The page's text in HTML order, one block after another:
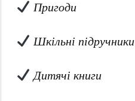
Пригоди
Шкільні підручники
Дитячі книги